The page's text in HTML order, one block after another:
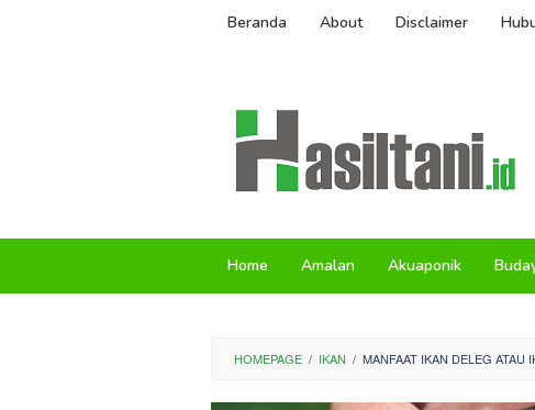
Beranda About Disclaimer
Home Amalan Akuaponik
HOMEPAGE / IKAN / MANFAAT IKAN DELEG ATAU